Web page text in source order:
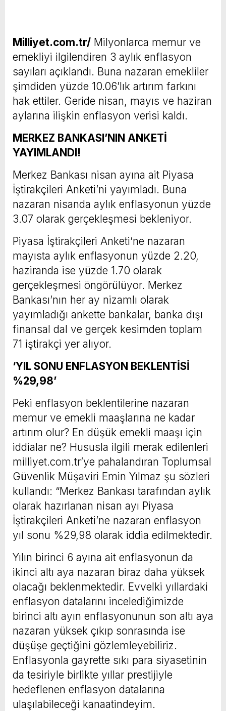
Milliyet.com.tr/ Milyonlarca memur ve
emekliyi ilgilendiren 3 aylık enflasyon
sayıları açıklandı. Buna nazaran emekliler
şimdiden yüzde 10.06’lık artırım farkını
hak ettiler. Geride nisan, mayıs ve haziran
aylarına ilişkin enflasyon verisi kaldı.
MERKEZ BANKASI’NIN ANKETİ
YAYIMLANDI!
Merkez Bankası nisan ayına ait Piyasa
İştirakçileri Anketi’ni yayımladı. Buna
nazaran nisanda aylık enflasyonun yüzde
3.07 olarak gerçekleşmesi bekleniyor.
Piyasa İştirakçileri Anketi’ne nazaran
mayısta aylık enflasyonun yüzde 2.20,
haziranda ise yüzde 1.70 olarak
gerçekleşmesi öngörülüyor. Merkez
Bankası’nın her ay nizamlı olarak
yayımladığı ankette bankalar, banka dışı
finansal dal ve gerçek kesimden toplam
71 iştirakçi yer alıyor.
‘YIL SONU ENFLASYON BEKLENTİSİ
%29,98’
Peki enflasyon beklentilerine nazaran
memur ve emekli maaşlarına ne kadar
artırım olur? En düşük emekli maaşı için
iddialar ne? Hususla ilgili merak edilenleri
milliyet.com.tr’ye pahalandıran Toplumsal
Güvenlik Müşaviri Emin Yılmaz şu sözleri
kullandı: “Merkez Bankası tarafından aylık
olarak hazırlanan nisan ayı Piyasa
İştirakçileri Anketi’ne nazaran enflasyon
yıl sonu %29,98 olarak iddia edilmektedir.
Yılın birinci 6 ayına ait enflasyonun da
ikinci altı aya nazaran biraz daha yüksek
olacağı beklenmektedir. Evvelki yıllardaki
enflasyon datalarını incelediğimizde
birinci altı ayın enflasyonunun son altı aya
nazaran yüksek çıkıp sonrasında ise
düşüşe geçtiğini gözlemleyebiliriz.
Enflasyonla gayrette sıkı para siyasetinin
da tesiriyle birlikte yıllar prestijiyle
hedeflenen enflasyon datalarına
ulaşılabileceği kanaatindeyim.